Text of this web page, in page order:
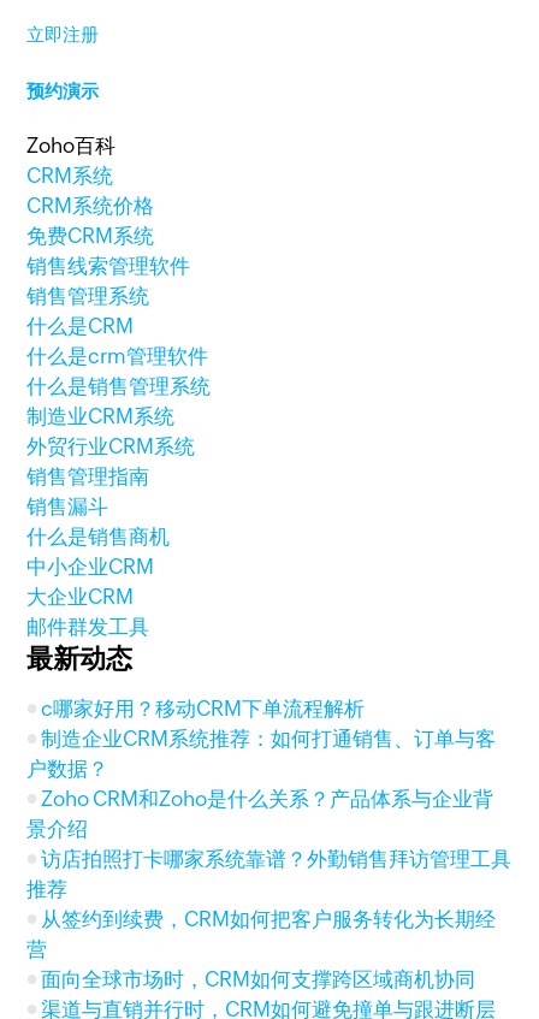
立即注册
预约演示
Zoho百科
CRM系统
CRM系统价格
免费CRM系统
销售线索管理软件
销售管理系统
什么是CRM
什么是crm管理软件
什么是销售管理系统
制造业CRM系统
外贸行业CRM系统
销售管理指南
销售漏斗
什么是销售商机
中小企业CRM
大企业CRM
邮件群发工具
最新动态
c哪家好用？移动CRM下单流程解析
制造企业CRM系统推荐：如何打通销售、订单与客
户数据？
Zoho CRM和Zoho是什么关系？产品体系与企业背
景介绍
访店拍照打卡哪家系统靠谱？外勤销售拜访管理工具
推荐
从签约到续费，CRM如何把客户服务转化为长期经
营
面向全球市场时，CRM如何支撑跨区域商机协同
渠道与直销并行时，CRM如何避免撞单与跟进断层